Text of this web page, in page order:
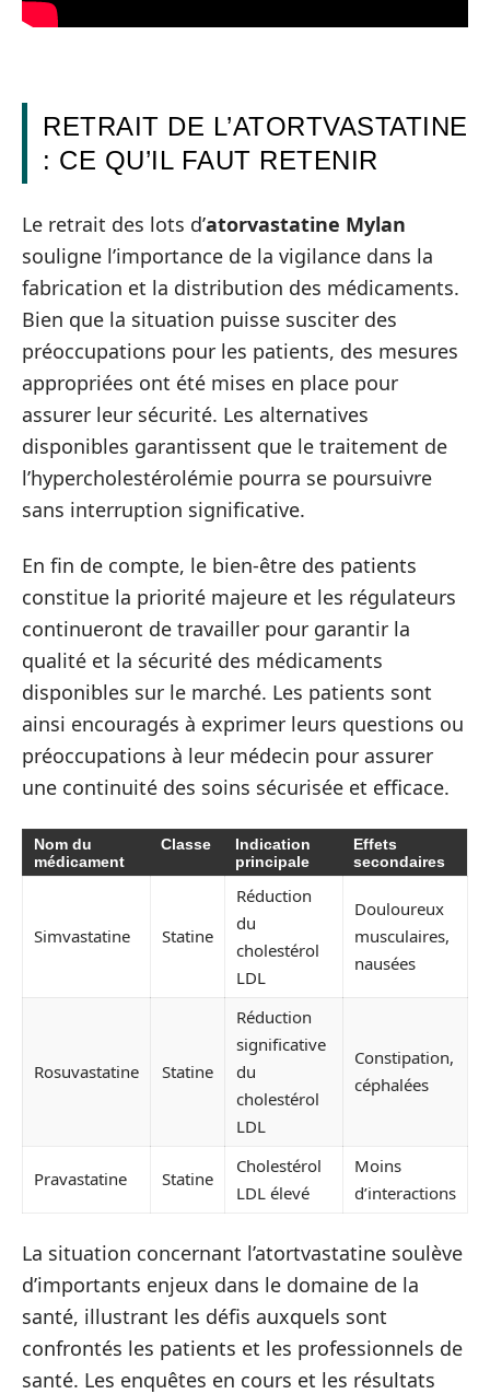
RETRAIT DE L’ATORTVASTATINE
: CE QU’IL FAUT RETENIR
Le retrait des lots d’atorvastatine Mylan
souligne l’importance de la vigilance dans la
fabrication et la distribution des médicaments.
Bien que la situation puisse susciter des
préoccupations pour les patients, des mesures
appropriées ont été mises en place pour
assurer leur sécurité. Les alternatives
disponibles garantissent que le traitement de
l’hypercholestérolémie pourra se poursuivre
sans interruption significative.
En fin de compte, le bien-être des patients
constitue la priorité majeure et les régulateurs
continueront de travailler pour garantir la
qualité et la sécurité des médicaments
disponibles sur le marché. Les patients sont
ainsi encouragés à exprimer leurs questions ou
préoccupations à leur médecin pour assurer
une continuité des soins sécurisée et efficace.
Nom du
médicament
Classe
Indication
principale
Effets
secondaires
Simvastatine Statine
Réduction
du
cholestérol
LDL
Douloureux
musculaires,
nausées
Rosuvastatine Statine
Réduction
significative
du
cholestérol
LDL
Constipation,
céphalées
Pravastatine Statine
Cholestérol
LDL élevé
Moins
d’interactions
La situation concernant l’atortvastatine soulève
d’importants enjeux dans le domaine de la
santé, illustrant les défis auxquels sont
confrontés les patients et les professionnels de
santé. Les enquêtes en cours et les résultats